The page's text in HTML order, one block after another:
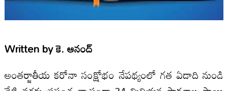
Written byకె. ఆనంద్
అంతర్జాతీయ కరోనా సంక్షోభం నేపథ్యంలో గత ఏడాది నుండి